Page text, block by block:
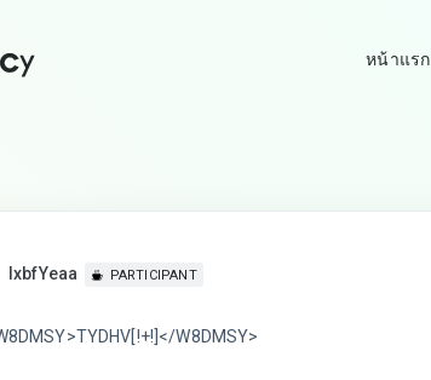
หน้าแรก
lxbfYeaa PARTICIPANT
W8DMSY>